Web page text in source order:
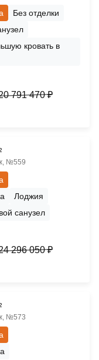
Без отделки
кровать в
791 470 ₽
№559
Лоджия
санузел
296 050 ₽
№573